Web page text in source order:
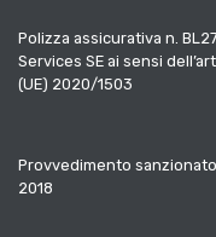
Polizza assicurativa n.
Services SE ai sensi
(UE) 2020/1503
Provvedimento
2018